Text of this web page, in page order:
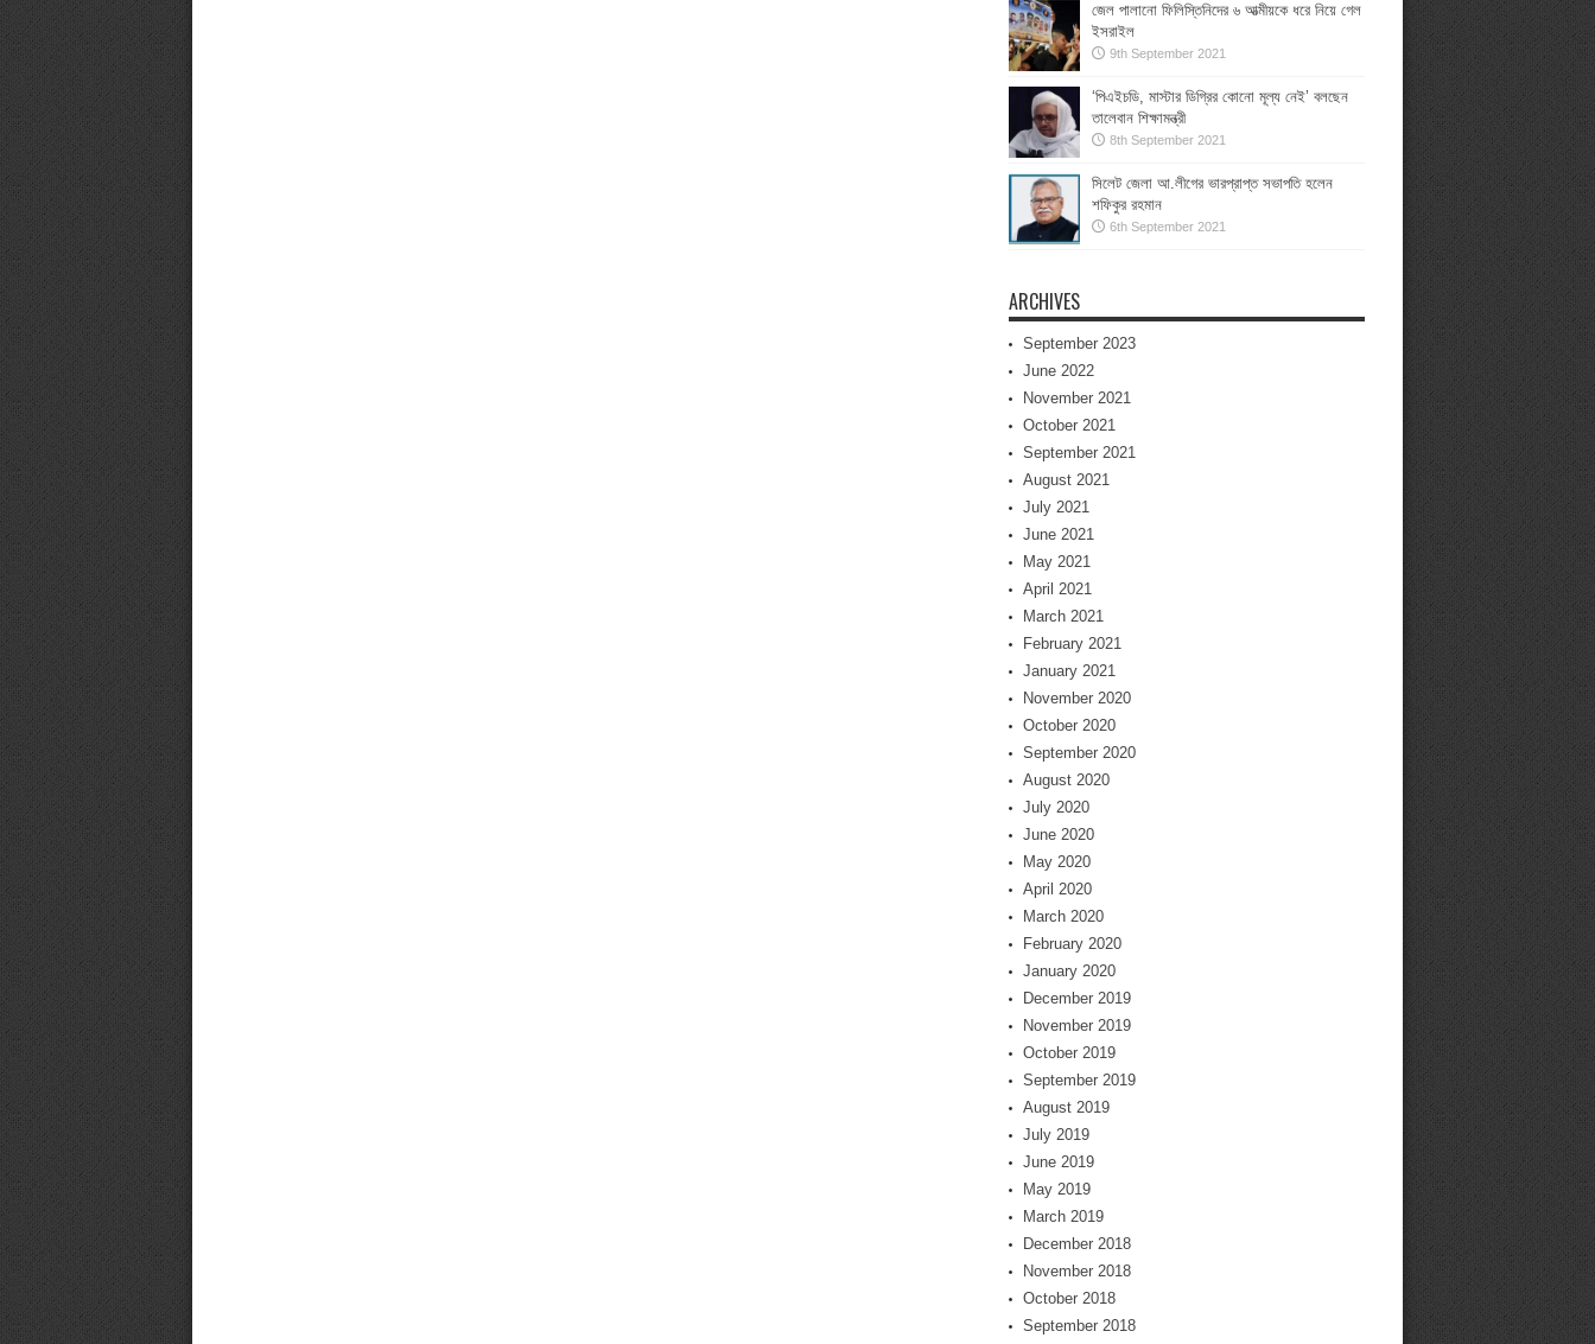
জেল পালানো ফিলিস্তিনিদের ৬ আত্মীয়কে ধরে নিয়ে গেল
ইসরাইল
9th September 2021
‘পিএইচডি, মাস্টার ডিগ্রির কোনো মূল্য নেই’ বলছেন
তালেবান শিক্ষামন্ত্রী
8th September 2021
সিলেট জেলা আ.লীগের ভারপ্রাপ্ত সভাপতি হলেন
শফিকুর রহমান
6th September 2021
ARCHIVES
September 2023
June 2022
November 2021
October 2021
September 2021
August 2021
July 2021
June 2021
May 2021
April 2021
March 2021
February 2021
January 2021
November 2020
October 2020
September 2020
August 2020
July 2020
June 2020
May 2020
April 2020
March 2020
February 2020
January 2020
December 2019
November 2019
October 2019
September 2019
August 2019
July 2019
June 2019
May 2019
March 2019
December 2018
November 2018
October 2018
September 2018